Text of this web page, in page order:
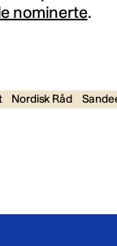
nominerte.
Nordisk Råd